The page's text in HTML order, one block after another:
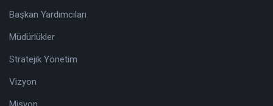
Başkan Yardımcıları
Müdürlükler
Stratejik Yönetim
Vizyon